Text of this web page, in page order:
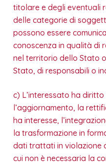
titolare e degli eventuali
delle categorie di
possono essere
conoscenza in qualità di
nel territorio dello Stato
Stato, di responsabili o
c) L’interessato ha
l’aggiornamento, la
ha interesse,
la trasformazione in
dati trattati in violazione
cui non è necessaria la